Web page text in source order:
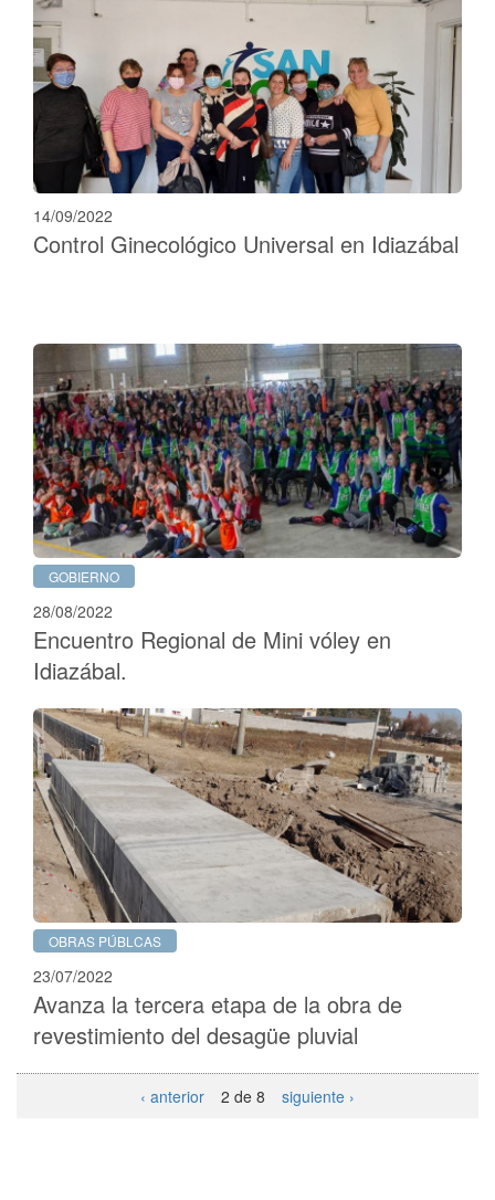
14/09/2022
Control Ginecológico Universal en Idiazábal
GOBIERNO
28/08/2022
Encuentro Regional de Mini vóley en
Idiazábal.
OBRAS PÚBLCAS
23/07/2022
Avanza la tercera etapa de la obra de
revestimiento del desagüe pluvial
‹ anterior 2 de 8 siguiente ›